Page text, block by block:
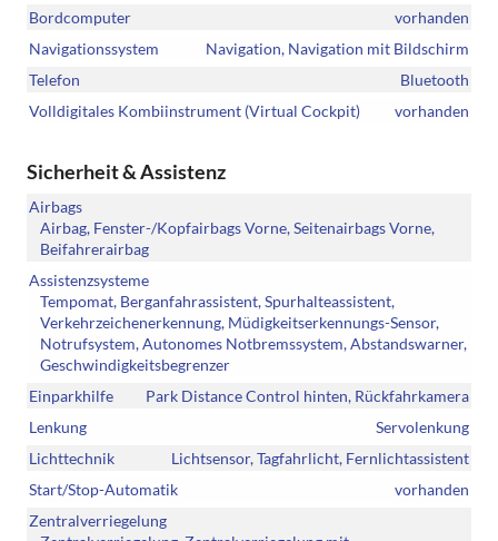
Bordcomputer
vorhanden
Navigationssystem
Navigation, Navigation mit Bildschirm
Telefon
Bluetooth
Volldigitales Kombiinstrument (Virtual Cockpit)
vorhanden
Sicherheit & Assistenz
Airbags
Airbag, Fenster-/Kopfairbags Vorne, Seitenairbags Vorne,
Beifahrerairbag
Assistenzsysteme
Tempomat, Berganfahrassistent, Spurhalteassistent,
Verkehrzeichenerkennung, Müdigkeitserkennungs-Sensor,
Notrufsystem, Autonomes Notbremssystem, Abstandswarner,
Geschwindigkeitsbegrenzer
Einparkhilfe
Park Distance Control hinten, Rückfahrkamera
Lenkung
Servolenkung
Lichttechnik
Lichtsensor, Tagfahrlicht, Fernlichtassistent
Start/Stop-Automatik
vorhanden
Zentralverriegelung